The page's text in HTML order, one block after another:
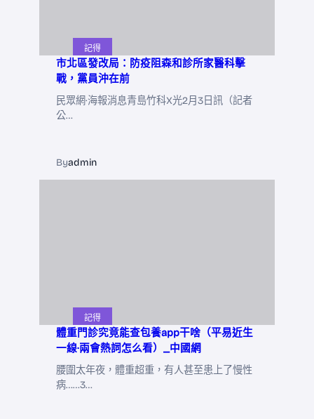
記得
市北區發改局：防疫阻森和診所家醫科擊
戰，黨員沖在前
民眾網·海報消息青島竹科X光2月3日訊（記者
公…
Byadmin
記得
體重門診究竟能查包養app干啥（平易近生
一線·兩會熱詞怎么看）_中國網
腰圍太年夜，體重超重，有人甚至患上了慢性
病……3…